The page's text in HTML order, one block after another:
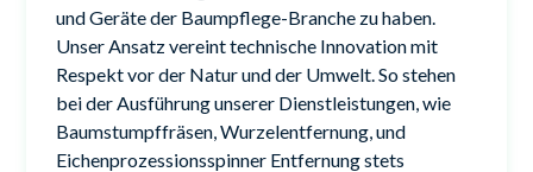
und Geräte der Baumpflege-Branche zu haben.
Unser Ansatz vereint technische Innovation mit
Respekt vor der Natur und der Umwelt. So stehen
bei der Ausführung unserer Dienstleistungen, wie
Baumstumpffräsen, Wurzelentfernung, und
Eichenprozessionsspinner Entfernung stets